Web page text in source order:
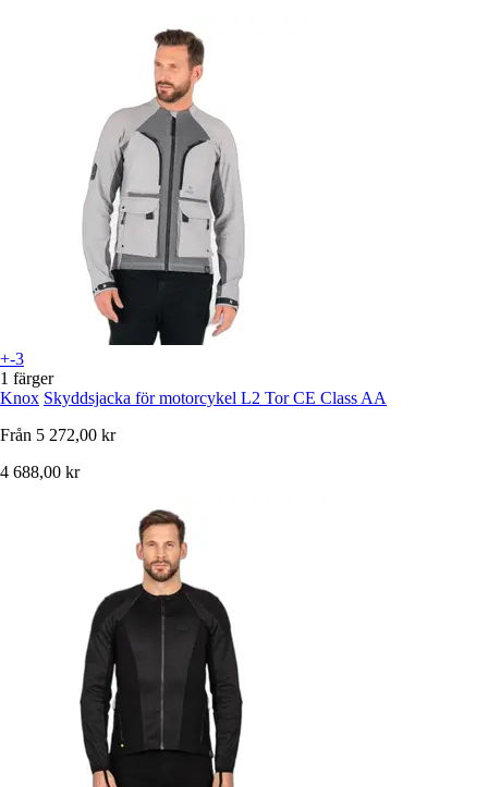
+-3
1 färger
Knox Skyddsjacka för motorcykel L2 Tor CE Class AA
Från 5 272,00 kr
4 688,00 kr